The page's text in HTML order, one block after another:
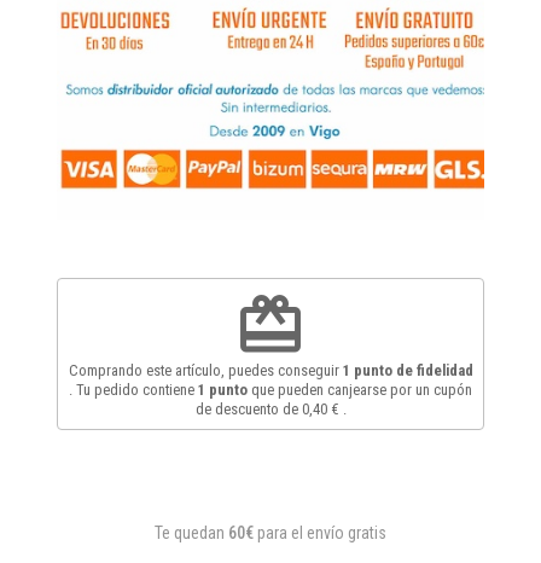
redeem
Comprando este artículo, puedes conseguir 1 punto de fidelidad
. Tu pedido contiene 1 punto que pueden canjearse por un cupón
de descuento de 0,40 €
Te quedan 60€ para el envío gratis